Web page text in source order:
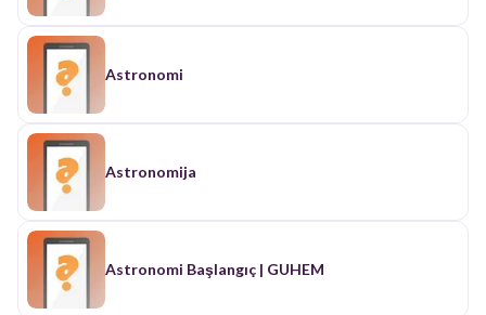
Astronomi
Astronomija
Astronomi Başlangıç | GUHEM